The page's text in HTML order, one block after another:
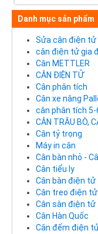
Danh mục sản phẩm
Sửa cân điện tử
cân điện tử gia
Cân METTLER
CÂN ĐIỆN TỬ
Cân phân tích
Cân xe nâng
cân phân tích 5-
CÂN TRÂU BÒ,
Cân tỷ trọng
Máy in cân
Cân bàn nhỏ -
Cân tiểu ly
Cân bàn điện tử
Cân treo điện tử
Cân sàn điện tử
Cân Hàn Quốc
Cân đếm điện